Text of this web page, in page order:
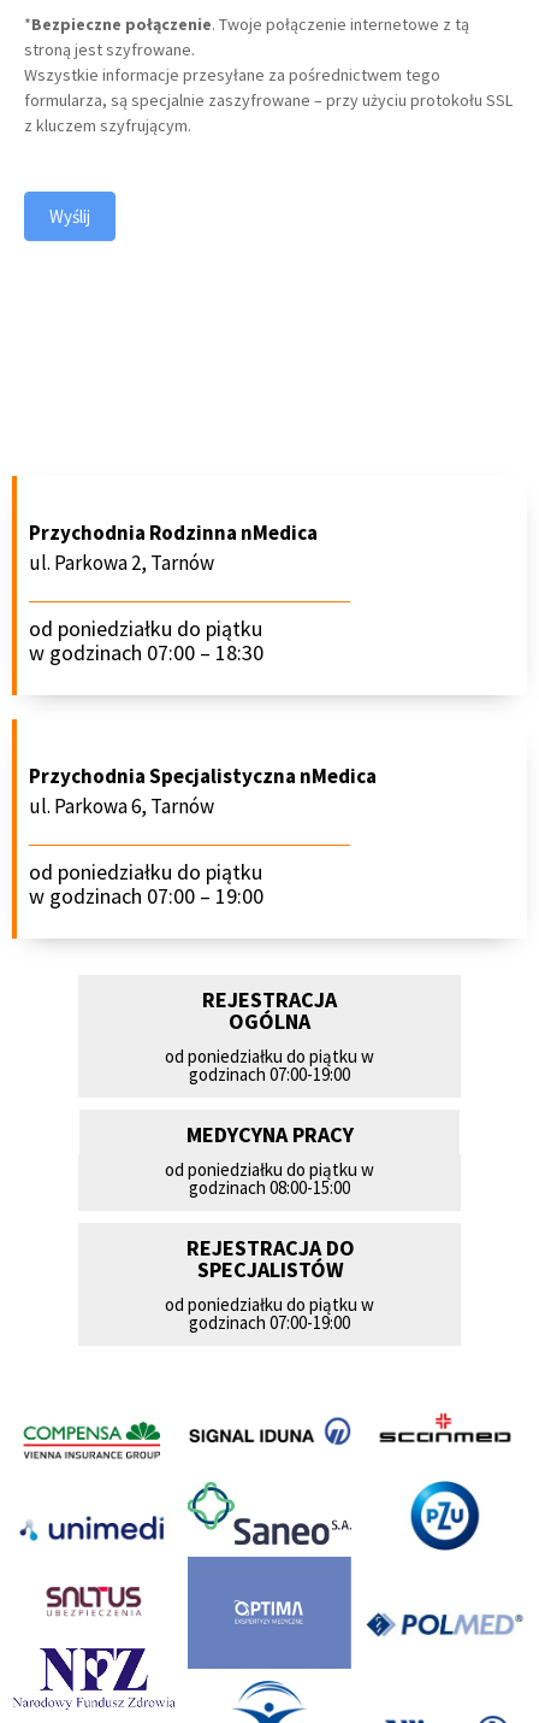
*Bezpieczne połączenie. Twoje połączenie internetowe z tą
stroną jest szyfrowane.
Wszystkie informacje przesyłane za pośrednictwem tego
formularza, są specjalnie zaszyfrowane – przy użyciu protokołu SSL
z kluczem szyfrującym.
Wyślij
Przychodnia Rodzinna nMedica
ul. Parkowa 2, Tarnów
od poniedziałku do piątku
w godzinach 07:00 – 18:30
Przychodnia Specjalistyczna nMedica
ul. Parkowa 6, Tarnów
od poniedziałku do piątku
w godzinach 07:00 – 19:00
REJESTRACJA
OGÓLNA
od poniedziałku do piątku w
godzinach 07:00-19:00
MEDYCYNA PRACY
od poniedziałku do piątku w
godzinach 08:00-15:00
REJESTRACJA DO
SPECJALISTÓW
od poniedziałku do piątku w
godzinach 07:00-19:00